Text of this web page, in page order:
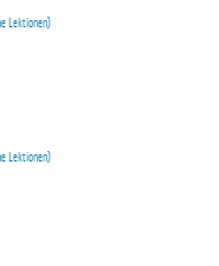
Lektionen)
Lektionen)